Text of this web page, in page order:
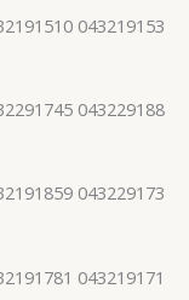
043219153
043229188
043229173
043219171